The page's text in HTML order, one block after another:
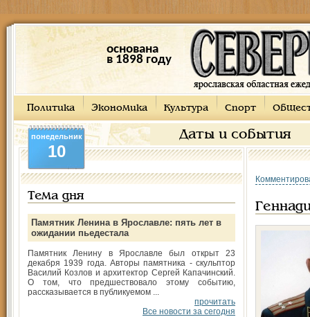
основана
в 1898 году
Политика Экономика Культура Спорт
Даты и события
понедельник
10
Тема дня
Памятник Ленина в Ярославле: пять лет в
ожидании пьедестала
Памятник Ленину в Ярославле был открыт 23
декабря 1939 года. Авторы памятника - скульптор
Василий Козлов и архитектор Сергей Капачинский.
О том, что предшествовало этому событию,
рассказывается в публикуемом ...
прочитать
Все новости за сегодня